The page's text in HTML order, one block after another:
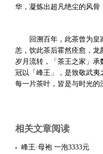
华，凝炼出超凡绝尘的风骨
回溯百年，此茶曾为
恙，饮此茶后霍然痊愈，
岁月流转，「茶王之家」
冠以「峰王」，是致敬武
每一片茶叶，皆是与时光的
相关文章阅读
峰王·母袍 一泡3333元